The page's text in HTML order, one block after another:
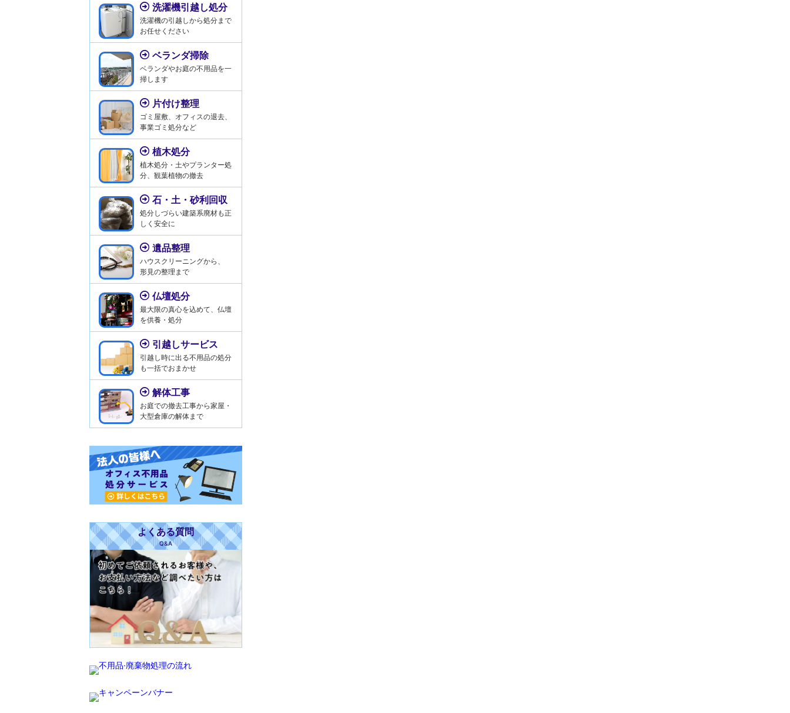
洗濯機引越し処分
洗濯機の引越しから処分まで
お任せください
ベランダ掃除
ベランダやお庭の不用品を一
掃します
片付け整理
ゴミ屋敷、オフィスの退去、
事業ゴミ処分など
植木処分
植木処分・土やプランター処
分、観葉植物の撤去
石・土・砂利回収
処分しづらい建築系廃材も正
しく安全に
遺品整理
ハウスクリーニングから、
形見の整理まで
仏壇処分
最大限の真心を込めて、仏壇
を供養・処分
引越しサービス
引越し時に出る不用品の処分
も一括でおまかせ
解体工事
お庭での撤去工事から家屋・
大型倉庫の解体まで
よくある質問
Q&A